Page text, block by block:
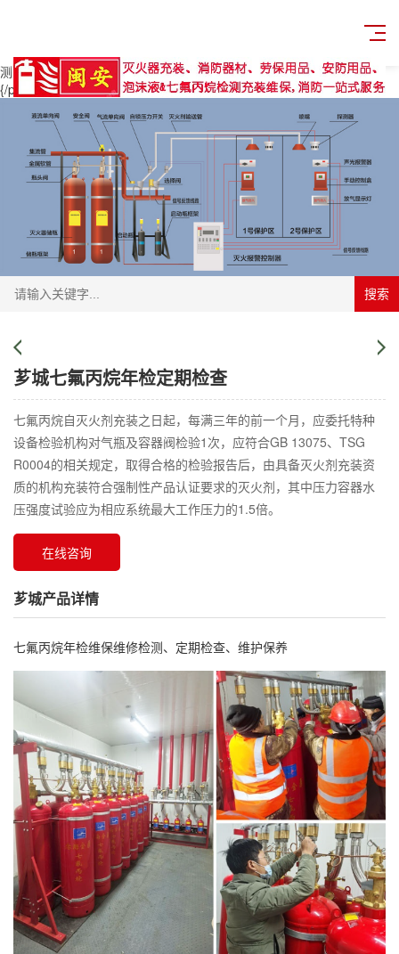
{pboot:product}{/pboot:product}
测 {/pboot:position}首页>>服务中心>>七氟丙烷充装检测
{/pboot:position}
搜索
芗城七氟丙烷年检定期检查
七氟丙烷自灭火剂充装之日起，每满三年的前一个月，应委托特种
设备检验机构对气瓶及容器阀检验1次，应符合GB 13075、TSG
R0004的相关规定，取得合格的检验报告后，由具备灭火剂充装资
质的机构充装符合强制性产品认证要求的灭火剂，其中压力容器水
压强度试验应为相应系统最大工作压力的1.5倍。
在线咨询
芗城产品详情
七氟丙烷年检维保维修检测、定期检查、维护保养